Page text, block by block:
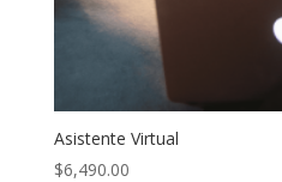
Asistente Virtual
$6,490.00